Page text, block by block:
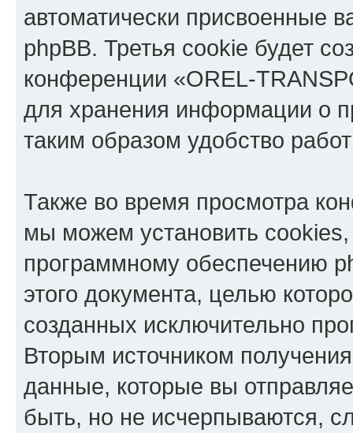
автоматически присвоенные
phpBB. Третья cookie будет
конференции «OREL-
для хранения информации о
таким образом удобство
Также во время просмотра
мы можем установить
программному обеспечению
этого документа, целью
созданных исключительно
Вторым источником
данные, которые вы
быть, но не исчерпываются,